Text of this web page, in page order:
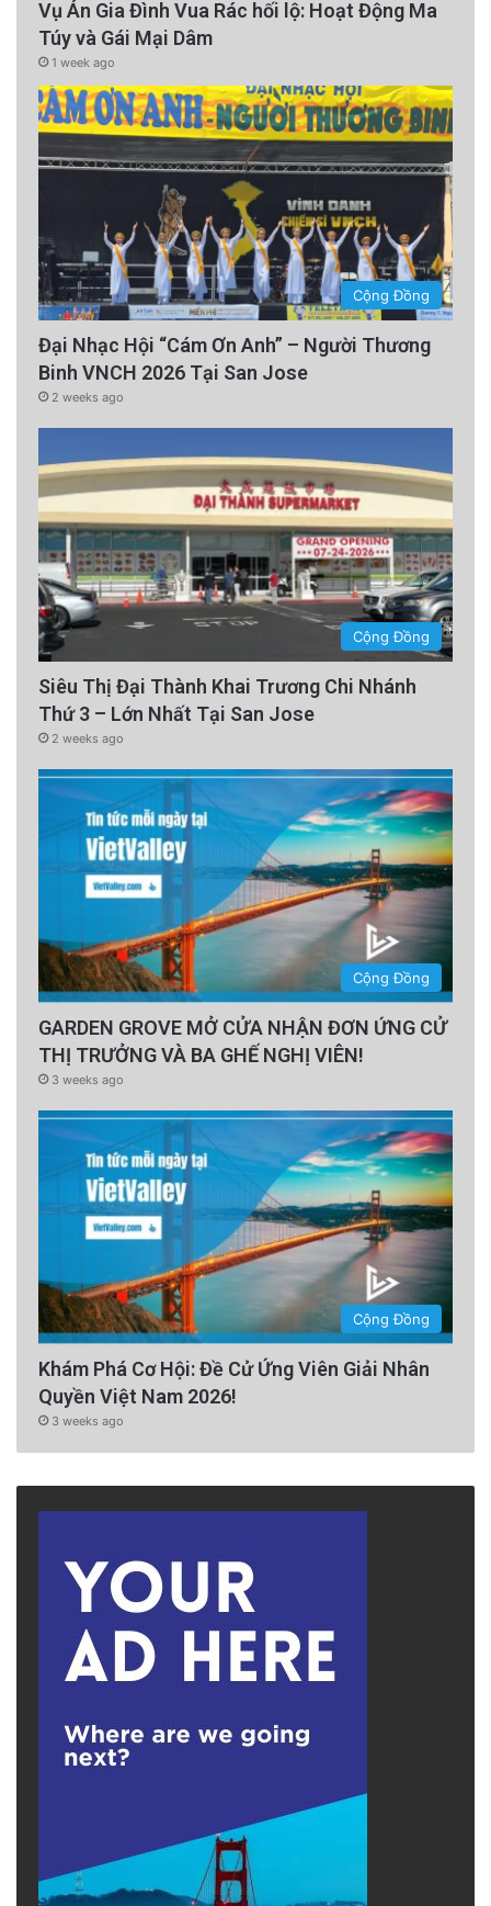
Vụ Án Gia Đình Vua Rác hối lộ: Hoạt Động Ma
Túy và Gái Mại Dâm
1 week ago
Cộng Đồng
Đại Nhạc Hội “Cám Ơn Anh” – Người Thương
Binh VNCH 2026 Tại San Jose
2 weeks ago
Cộng Đồng
Siêu Thị Đại Thành Khai Trương Chi Nhánh
Thứ 3 – Lớn Nhất Tại San Jose
2 weeks ago
Cộng Đồng
GARDEN GROVE MỞ CỬA NHẬN ĐƠN ỨNG CỬ
THỊ TRƯỞNG VÀ BA GHẾ NGHỊ VIÊN!
3 weeks ago
Cộng Đồng
Khám Phá Cơ Hội: Đề Cử Ứng Viên Giải Nhân
Quyền Việt Nam 2026!
3 weeks ago